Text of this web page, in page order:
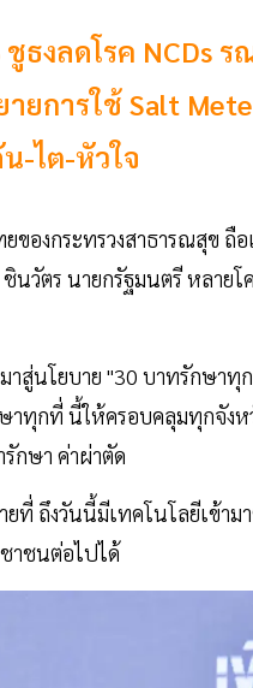
งลดโรค NCDs
ยการใช้ Salt
-ไต-หัวใจ
องกระทรวงสาธารณสุข ถื
นวัตร นายกรัฐมนตรี หลาย
สู่นโยบาย "30 บาทรักษาทุ
ทุกที่ นี้ให้ครอบคลุมทุกจัง
กษา ค่าผ่าตัด
ถึงวันนี้มีเทคโนโลยีเข้าม
าชนต่อไปได้